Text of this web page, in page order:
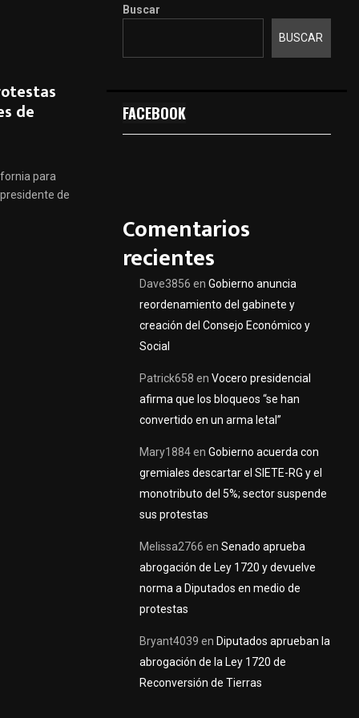
de
para
de
Buscar
BUSCAR
FACEBOOK
Comentarios
recientes
Dave3856 en Gobierno anuncia
reordenamiento del gabinete y
creación del Consejo Económico y
Social
Patrick658 en Vocero presidencial
afirma que los bloqueos “se han
convertido en un arma letal”
Mary1884en Gobierno acuerda con
gremiales descartar el SIETE-RG y el
monotributo del 5%; sector suspende
sus protestas
Melissa2766 en Senado aprueba
abrogación de Ley 1720 y devuelve
norma a Diputados en medio de
protestas
Bryant4039 en Diputados aprueban la
abrogación de la Ley 1720 de
Reconversión de Tierras